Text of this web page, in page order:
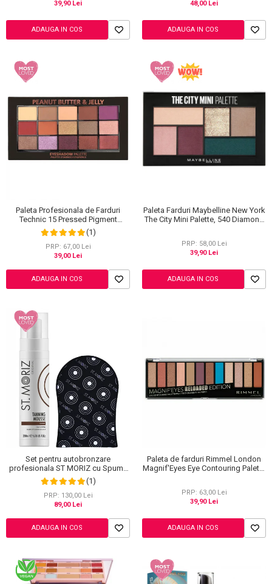
39,90 Lei
ADAUGA IN COS
48,00 Lei
ADAUGA IN COS
Paleta Profesionala de Farduri
Technic 15 Pressed Pigment
Palette, Peanut Butter & Jelly, 15
Culori, 30 g
(1)
PRP: 67,00 Lei
39,00 Lei
ADAUGA IN COS
Paleta Farduri Maybelline New York
The City Mini Palette, 540 Diamond
PRP: 58,00 Lei
39,90 Lei
ADAUGA IN COS
Set pentru autobronzare
profesionala ST MORIZ cu Spuma
Dark Fast Drying si Manusa Velvet
Tanning Mitt
(1)
PRP: 130,00 Lei
89,00 Lei
ADAUGA IN COS
Paleta de farduri Rimmel London
Magnif'Eyes Eye Contouring Palette
PRP: 63,00 Lei
39,90 Lei
ADAUGA IN COS